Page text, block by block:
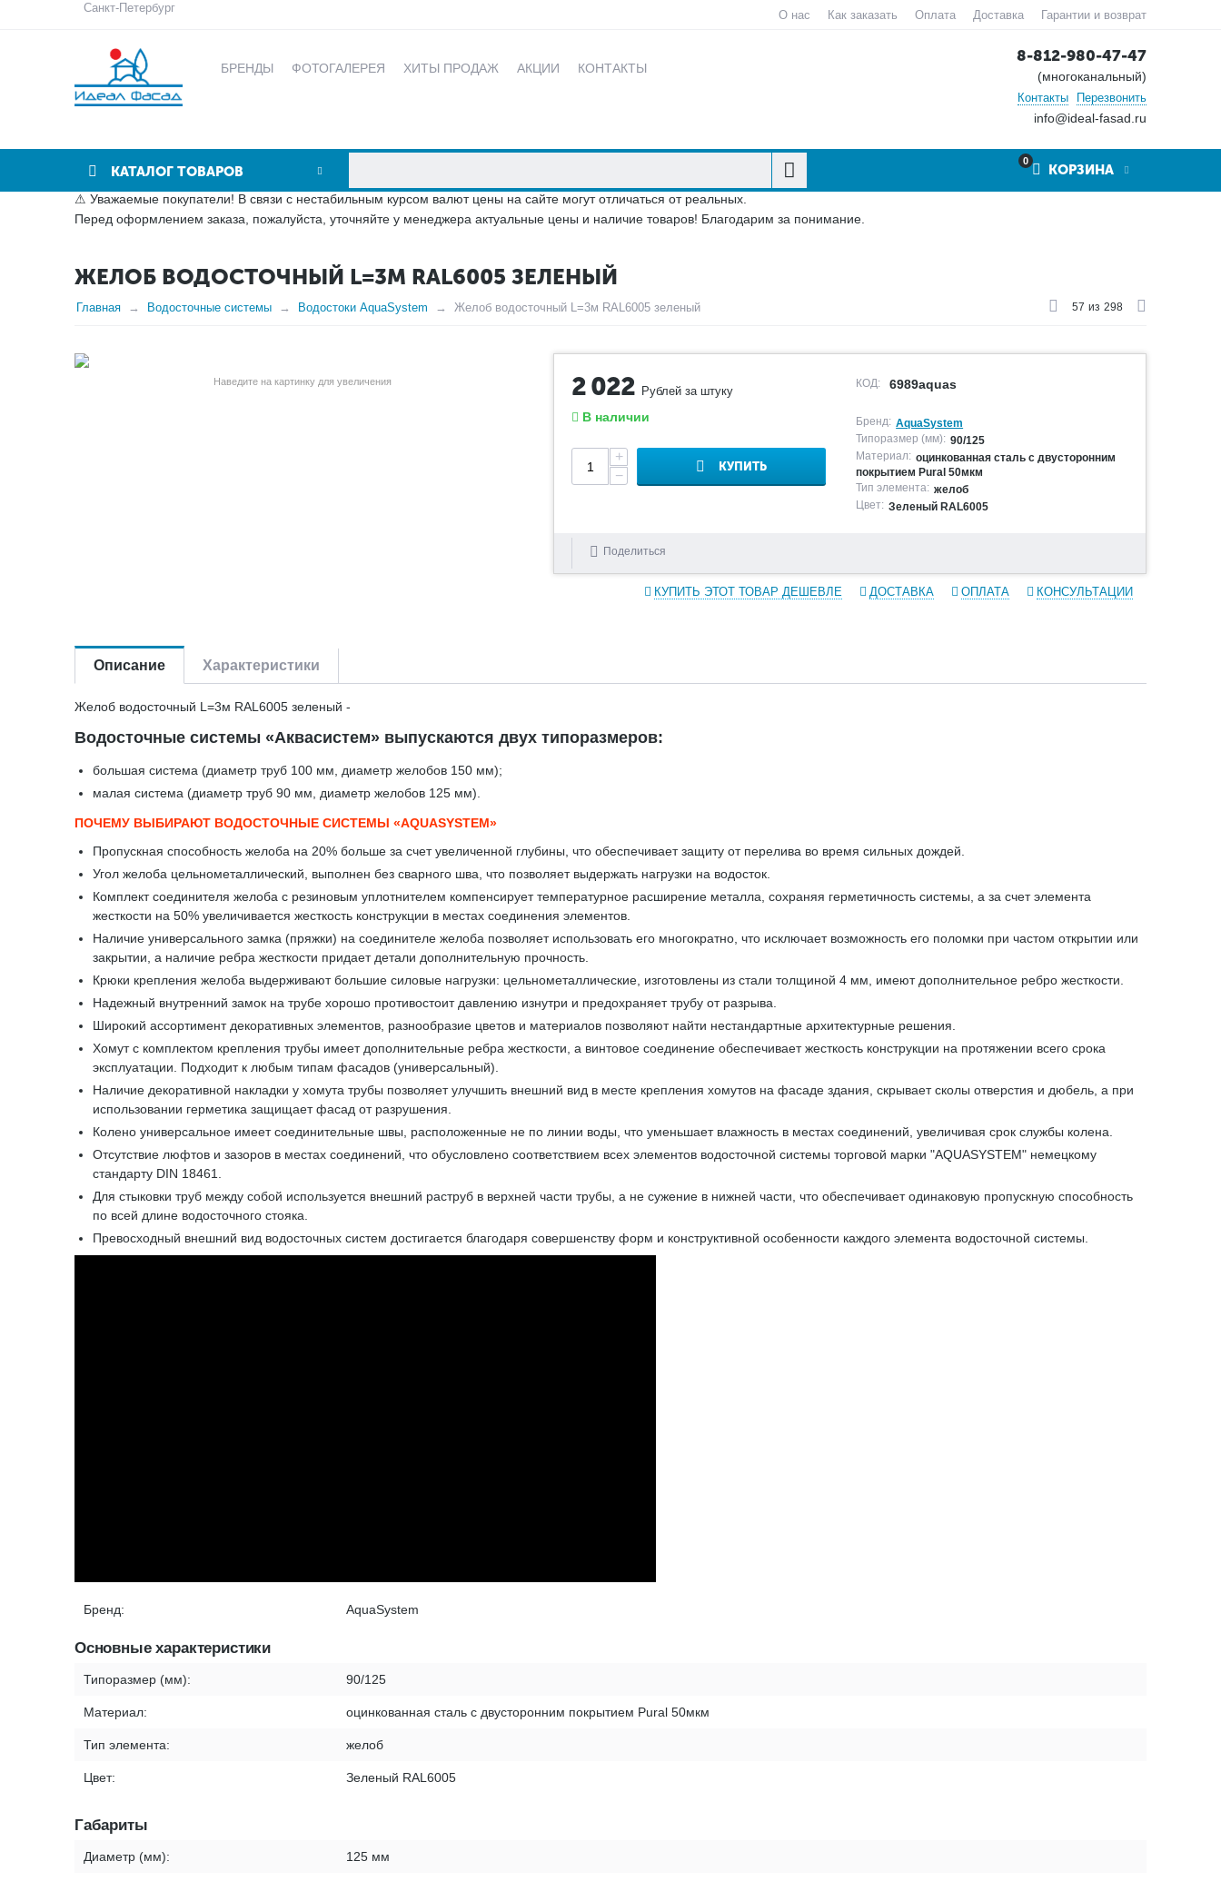
Санкт-Петербург
О нас Как заказать Оплата Доставка Гарантии и возврат
БРЕНДЫ ФОТОГАЛЕРЕЯ ХИТЫ ПРОДАЖ АКЦИИ КОНТАКТЫ
8-812-980-47-47
(многоканальный)
Контакты Перезвонить
info@ideal-fasad.ru
КАТАЛОГ ТОВАРОВ
0
КОРЗИНА
⚠ Уважаемые покупатели! В связи с нестабильным курсом валют цены на сайте могут отличаться от реальных.
Перед оформлением заказа, пожалуйста, уточняйте у менеджера актуальные цены и наличие товаров! Благодарим за понимание.
ЖЕЛОБ ВОДОСТОЧНЫЙ L=3М RAL6005 ЗЕЛЕНЫЙ
Главная Водосточные системы Водостоки AquaSystem Желоб водосточный L=3м RAL6005 зеленый 57 из 298
Наведите на картинку для увеличения 2 022 Рублей за штуку
В наличии
+
−
КУПИТЬ
КОД: 6989aquas
Бренд: AquaSystem
Типоразмер (мм): 90/125
Материал: оцинкованная сталь с двусторонним
покрытием Pural 50мкм
Тип элемента: желоб
Цвет: Зеленый RAL6005
Поделиться
КУПИТЬ ЭТОТ ТОВАР ДЕШЕВЛЕ ДОСТАВКА ОПЛАТА КОНСУЛЬТАЦИИ
Описание Характеристики
Желоб водосточный L=3м RAL6005 зеленый -
Водосточные системы «Аквасистем» выпускаются двух типоразмеров:
большая система (диаметр труб 100 мм, диаметр желобов 150 мм);
малая система (диаметр труб 90 мм, диаметр желобов 125 мм).
ПОЧЕМУ ВЫБИРАЮТ ВОДОСТОЧНЫЕ СИСТЕМЫ «AQUASYSTEM»
Пропускная способность желоба на 20% больше за счет увеличенной глубины, что обеспечивает защиту от перелива во время сильных дождей.
Угол желоба цельнометаллический, выполнен без сварного шва, что позволяет выдержать нагрузки на водосток.
Комплект соединителя желоба с резиновым уплотнителем компенсирует температурное расширение металла, сохраняя герметичность системы, а за счет элемента
жесткости на 50% увеличивается жесткость конструкции в местах соединения элементов.
Наличие универсального замка (пряжки) на соединителе желоба позволяет использовать его многократно, что исключает возможность его поломки при частом открытии или
закрытии, а наличие ребра жесткости придает детали дополнительную прочность.
Крюки крепления желоба выдерживают большие силовые нагрузки: цельнометаллические, изготовлены из стали толщиной 4 мм, имеют дополнительное ребро жесткости.
Надежный внутренний замок на трубе хорошо противостоит давлению изнутри и предохраняет трубу от разрыва.
Широкий ассортимент декоративных элементов, разнообразие цветов и материалов позволяют найти нестандартные архитектурные решения.
Хомут с комплектом крепления трубы имеет дополнительные ребра жесткости, а винтовое соединение обеспечивает жесткость конструкции на протяжении всего срока
эксплуатации. Подходит к любым типам фасадов (универсальный).
Наличие декоративной накладки у хомута трубы позволяет улучшить внешний вид в месте крепления хомутов на фасаде здания, скрывает сколы отверстия и дюбель, а при
использовании герметика защищает фасад от разрушения.
Колено универсальное имеет соединительные швы, расположенные не по линии воды, что уменьшает влажность в местах соединений, увеличивая срок службы колена.
Отсутствие люфтов и зазоров в местах соединений, что обусловлено соответствием всех элементов водосточной системы торговой марки "AQUASYSTEM" немецкому
стандарту DIN 18461.
Для стыковки труб между собой используется внешний раструб в верхней части трубы, а не сужение в нижней части, что обеспечивает одинаковую пропускную способность
по всей длине водосточного стояка.
Превосходный внешний вид водосточных систем достигается благодаря совершенству форм и конструктивной особенности каждого элемента водосточной системы.
Бренд: AquaSystem
Основные характеристики
Типоразмер (мм): 90/125
Материал: оцинкованная сталь с двусторонним покрытием Pural 50мкм
Тип элемента: желоб
Цвет: Зеленый RAL6005
Габариты
Диаметр (мм): 125 мм